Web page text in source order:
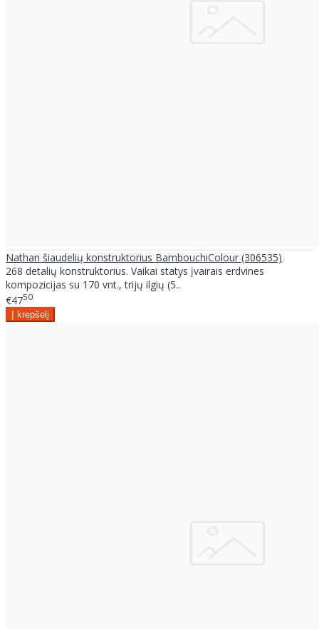
Nathan šiaudelių konstruktorius BambouchiColour (306535)
268 detalių konstruktorius. Vaikai statys įvairais erdvines
kompozicijas su 170 vnt., trijų ilgių (5..
€4750